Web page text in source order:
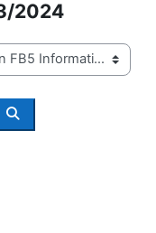
2024
Wyszukaj kursy